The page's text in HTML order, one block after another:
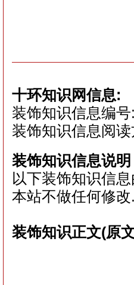
十环知识网信息:
装饰知识信息编号:
装饰知识信息阅读
装饰知识信息说明
以下装饰知识信
本站不做任何修改.
装饰知识正文(原